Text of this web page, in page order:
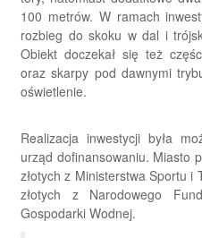
100 metrów. W ramach
rozbieg do skoku w dal i
Obiekt doczekał się też
oraz skarpy pod dawnymi
oświetlenie.
Realizacja inwestycji była
urząd dofinansowaniu. Miasto
złotych z Ministerstwa Sportu i
złotych z Narodowego
Gospodarki Wodnej.